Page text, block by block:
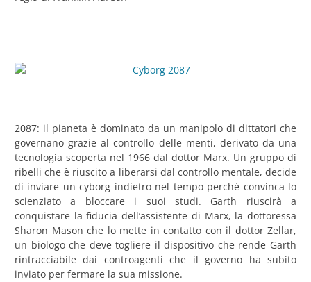
2087: il pianeta è dominato da un manipolo di dittatori che
governano grazie al controllo delle menti, derivato da una
tecnologia scoperta nel 1966 dal dottor Marx. Un gruppo di
ribelli che è riuscito a liberarsi dal controllo mentale, decide
di inviare un cyborg indietro nel tempo perché convinca lo
scienziato a bloccare i suoi studi. Garth riuscirà a
conquistare la fiducia dell’assistente di Marx, la dottoressa
Sharon Mason che lo mette in contatto con il dottor Zellar,
un biologo che deve togliere il dispositivo che rende Garth
rintracciabile dai controagenti che il governo ha subito
inviato per fermare la sua missione.